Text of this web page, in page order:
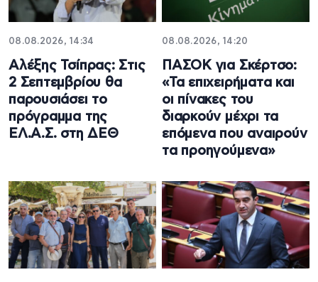
08.08.2026, 14:34
Αλέξης Τσίπρας: Στις
2 Σεπτεμβρίου θα
παρουσιάσει το
πρόγραμμα της
ΕΛ.Α.Σ. στη ΔΕΘ
08.08.2026, 14:20
ΠΑΣΟΚ για Σκέρτσο:
«Τα επιχειρήματα και
οι πίνακες του
διαρκούν μέχρι τα
επόμενα που αναιρούν
τα προηγούμενα»